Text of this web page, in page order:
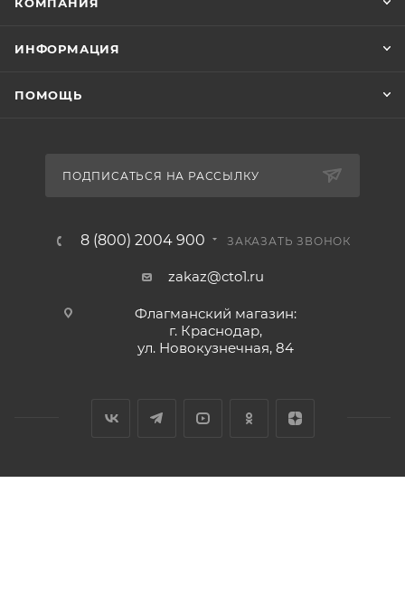
ИНФОРМАЦИЯ
ПОМОЩЬ
ПОДПИСАТЬСЯ НА РАССЫЛКУ
8 (800) 2004 900 ЗАКАЗАТЬ ЗВОНОК
zakaz@cto1.ru
Флагманский магазин:
г. Краснодар,
ул. Новокузнечная, 84